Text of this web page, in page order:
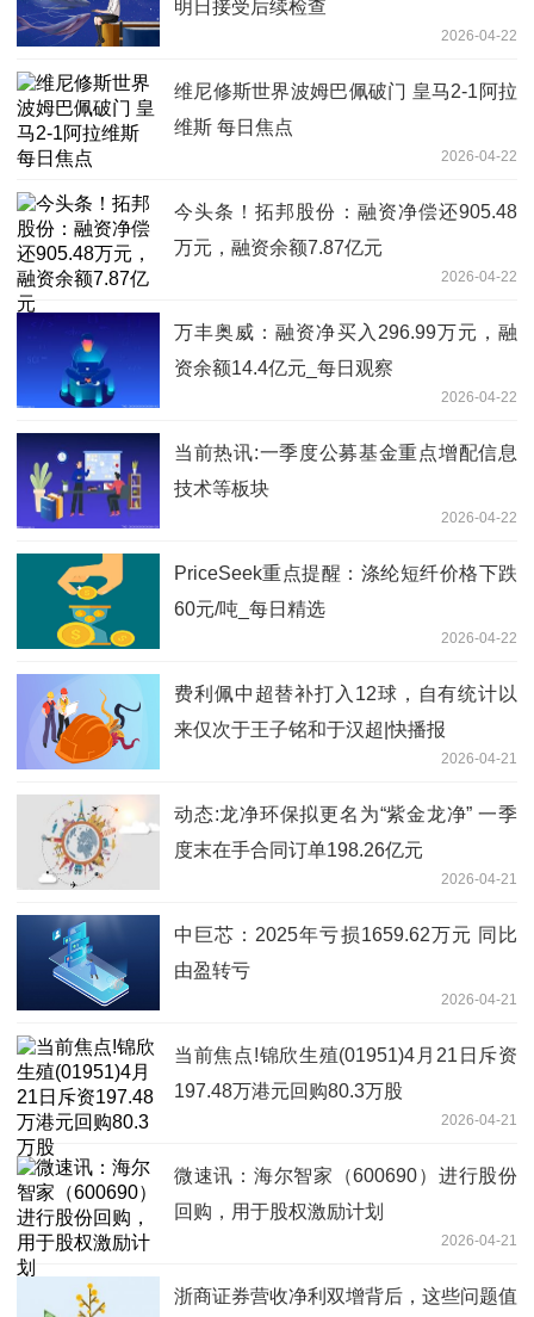
明日接受后续检查
2026-04-22
维尼修斯世界波姆巴佩破门 皇马2-1阿拉
维斯 每日焦点
2026-04-22
今头条！拓邦股份：融资净偿还905.48
万元，融资余额7.87亿元
2026-04-22
万丰奥威：融资净买入296.99万元，融
资余额14.4亿元_每日观察
2026-04-22
当前热讯:一季度公募基金重点增配信息
技术等板块
2026-04-22
PriceSeek重点提醒：涤纶短纤价格下跌
60元/吨_每日精选
2026-04-22
费利佩中超替补打入12球，自有统计以
来仅次于王子铭和于汉超|快播报
2026-04-21
动态:龙净环保拟更名为“紫金龙净” 一季
度末在手合同订单198.26亿元
2026-04-21
中巨芯：2025年亏损1659.62万元 同比
由盈转亏
2026-04-21
当前焦点!锦欣生殖(01951)4月21日斥资
197.48万港元回购80.3万股
2026-04-21
微速讯：海尔智家（600690）进行股份
回购，用于股权激励计划
2026-04-21
浙商证券营收净利双增背后，这些问题值